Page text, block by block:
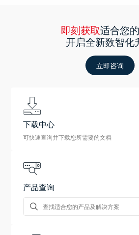
即刻获取适合您
开启全新数智化
立即咨询
下载中心
可快速查询并下载您所需要的文档
产品查询